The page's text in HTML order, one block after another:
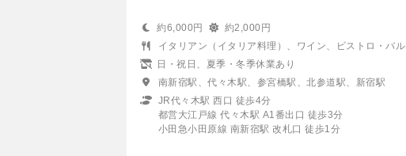
約6,000円
約2,000円
イタリアン（イタリア料理）、ワイン、ビストロ・バル
日・祝日、夏季・冬季休業あり
南新宿駅、代々木駅、参宮橋駅、北参道駅、新宿駅
JR代々木駅 西口 徒歩4分
都営大江戸線 代々木駅 A1番出口 徒歩3分
小田急小田原線 南新宿駅 改札口 徒歩1分